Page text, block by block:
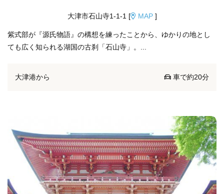
大津市石山寺1-1-1 [ MAP]
紫式部が『源氏物語』の構想を練ったことから、ゆかりの地とし
ても広く知られる湖国の古刹「石山寺」。...
大津港から 車で約20分